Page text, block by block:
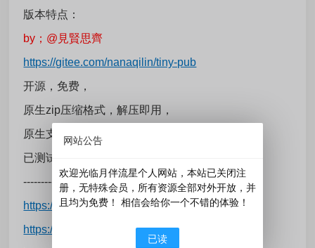
版本特点：
by；@見賢思齊
https://gitee.com/nanaqilin/tiny-pub
开源，免费，
原生zip压缩格式，解压即用，
原生支持x86、x64、ARM64三大版本
已测试操作系统：Win7、Win10、Win11
-------------------------------------
https://pan.quark.cn/s/85522aa3fcea
https://www.123865.com/s/Fy9bVv-Oog6d
网站公告
欢迎光临月伴流星个人网站，本站已关闭注
册，无特殊会员，所有资源全部对外开放，并
且均为免费！ 相信会给你一个不错的体验！
已读